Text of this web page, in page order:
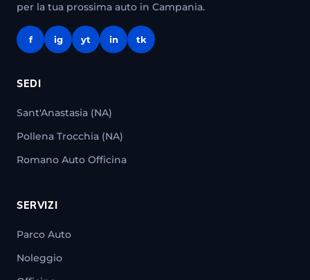
per la tua prossima auto in Campania.
f ig yt in tk
SEDI
Sant'Anastasia (NA)
Pollena Trocchia (NA)
Romano Auto Officina
SERVIZI
Parco Auto
Noleggio